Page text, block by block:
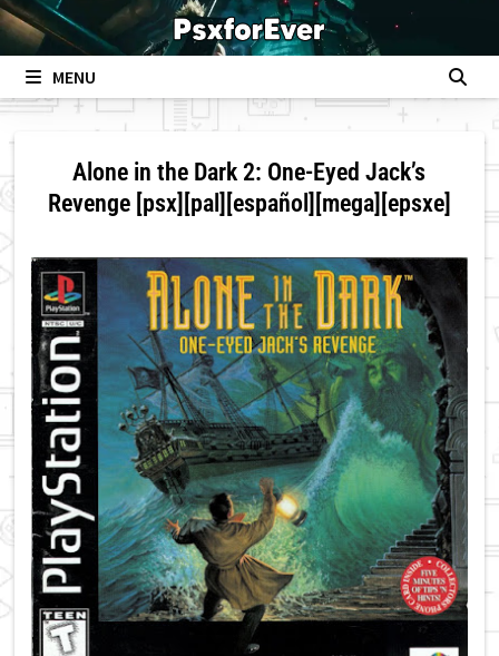
Skip
to
contentMENU
Alone in the Dark 2: One-Eyed Jack’s
Revenge [psx][pal][español][mega][epsxe]